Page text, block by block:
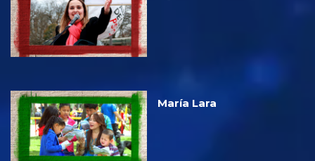
María Lara